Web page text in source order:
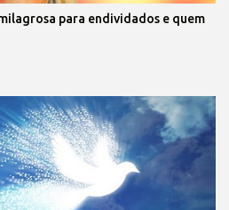
para endividados e quem